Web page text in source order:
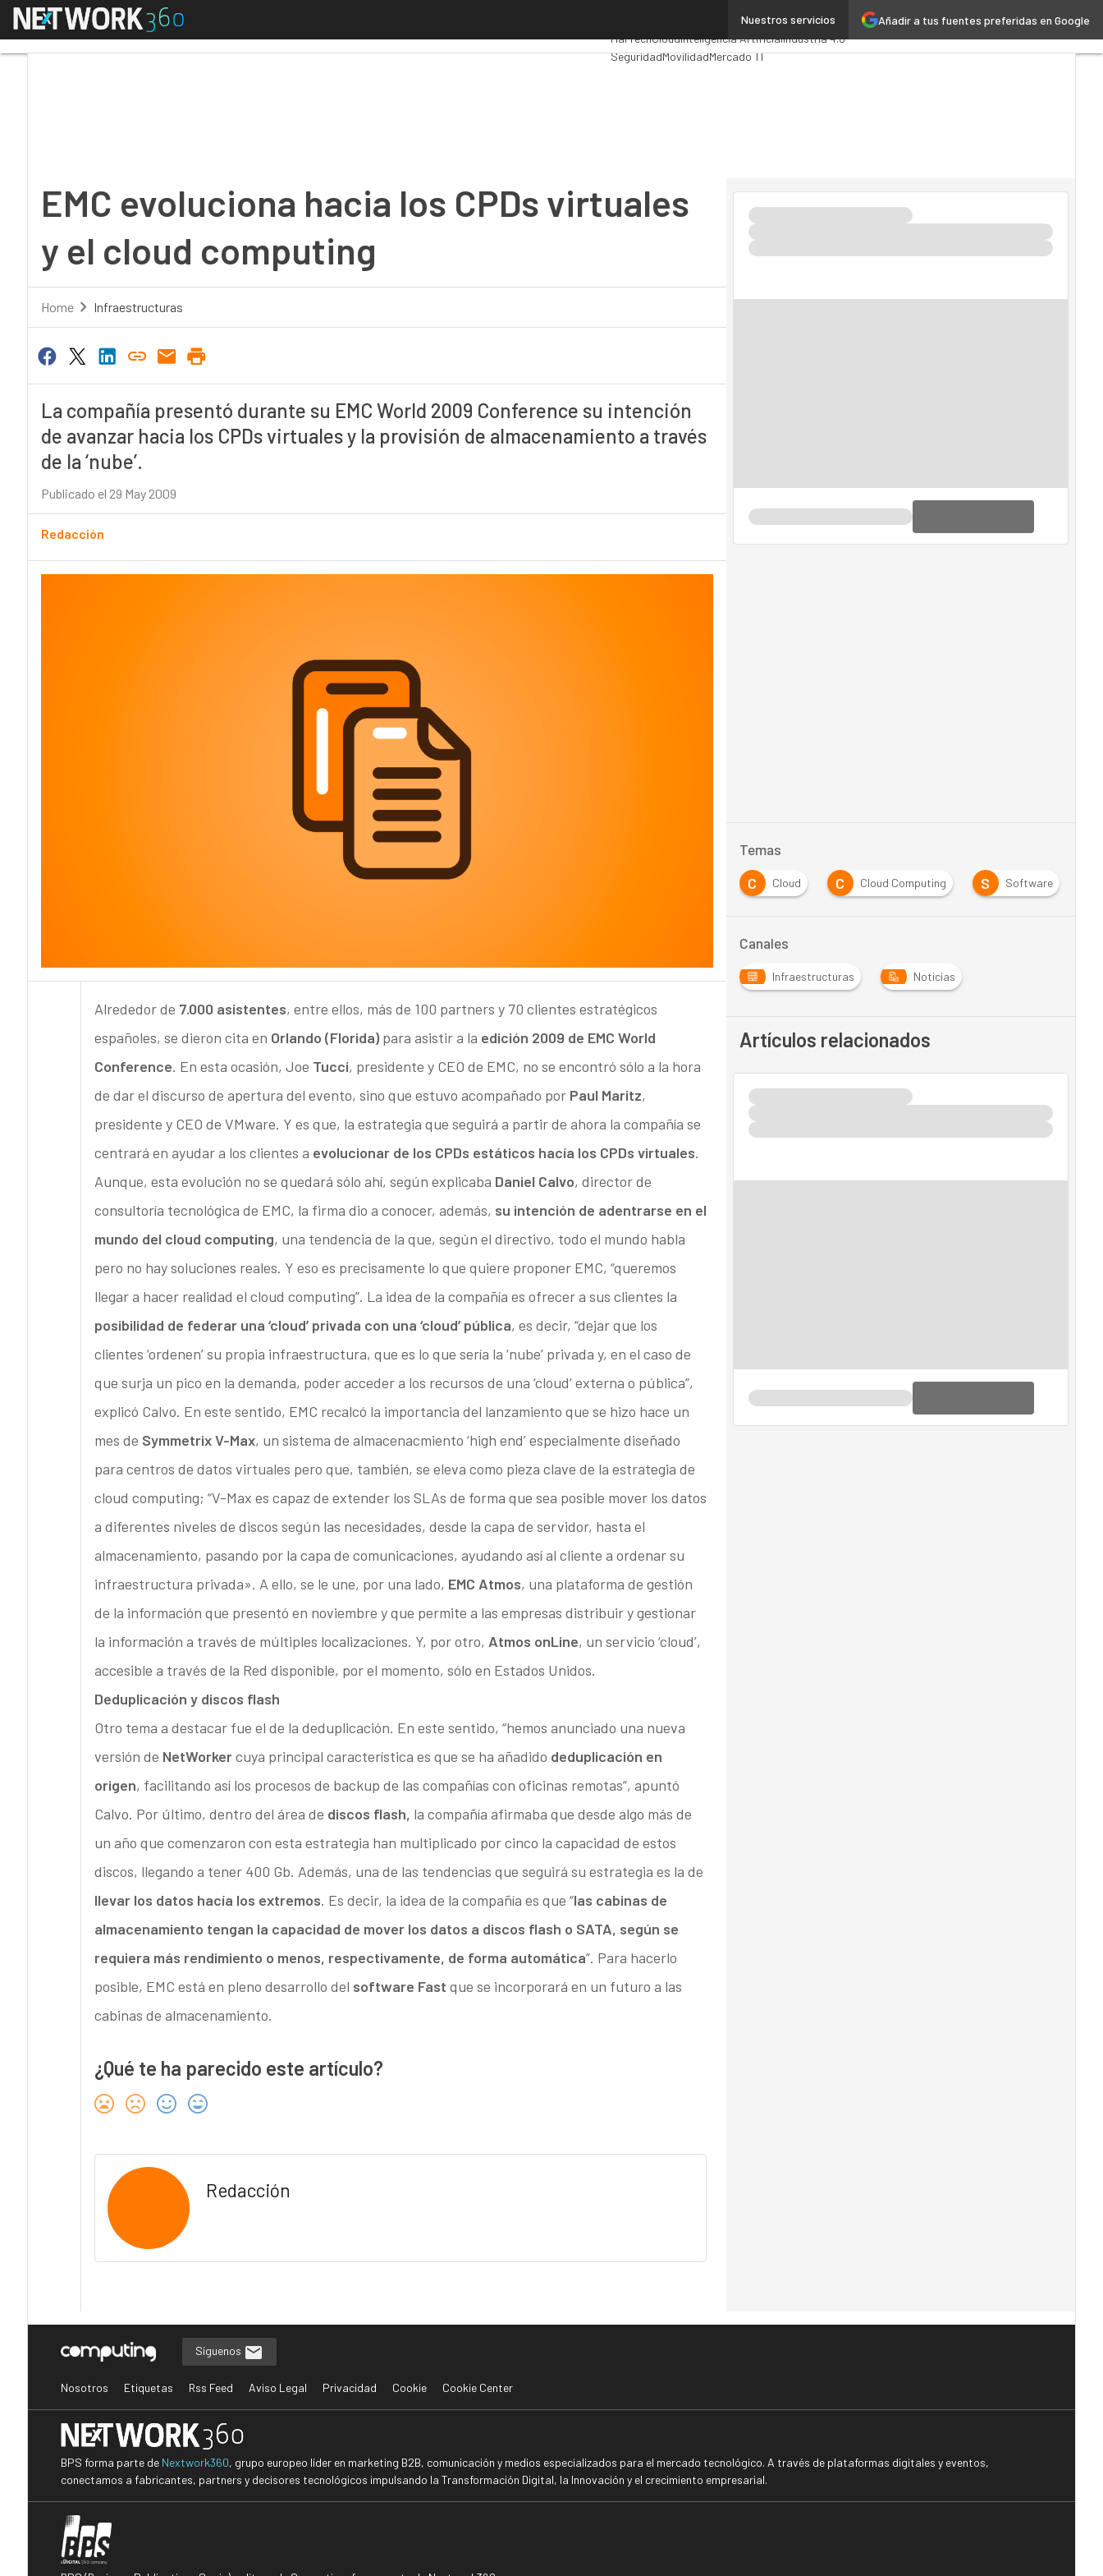
Añadir a tus fuentes preferidas en Google
Nuestros servicios
Menú AnalyticsAdministración Pública
MarTechCloudInteligencia ArtificialIndustria 4.0
SeguridadMovilidadMercado TI
EMC evoluciona hacia los CPDs virtuales
y el cloud computing
Home Infraestructuras
La compañía presentó durante su EMC World 2009 Conference su intención
de avanzar hacia los CPDs virtuales y la provisión de almacenamiento a través
de la ‘nube’.
Publicado el 29 May 2009
Redacción
Alrededor de 7.000 asistentes, entre ellos, más de 100 partners y 70 clientes estratégicos
españoles, se dieron cita en Orlando (Florida)para asistir a la edición 2009 de EMC World
Conference. En esta ocasión, Joe Tucci, presidente y CEO de EMC, no se encontró sólo a la hora
de dar el discurso de apertura del evento, sino que estuvo acompañado por Paul Maritz,
presidente y CEO de VMware. Y es que, la estrategia que seguirá a partir de ahora la compañía se
centrará en ayudar a los clientes a evolucionar de los CPDs estáticos hacía los CPDs virtuales.
Aunque, esta evolución no se quedará sólo ahí, según explicaba Daniel Calvo, director de
consultoría tecnológica de EMC, la firma dio a conocer, además, su intención de adentrarse en el
mundo del cloud computing, una tendencia de la que, según el directivo, todo el mundo habla
pero no hay soluciones reales. Y eso es precisamente lo que quiere proponer EMC, “queremos
llegar a hacer realidad el cloud computing”. La idea de la compañía es ofrecer a sus clientes la
posibilidad de federar una ‘cloud’ privada con una ‘cloud’ pública, es decir, “dejar que los
clientes ‘ordenen’ su propia infraestructura, que es lo que sería la ‘nube’ privada y, en el caso de
que surja un pico en la demanda, poder acceder a los recursos de una ‘cloud’ externa o pública”,
explicó Calvo. En este sentido, EMC recalcó la importancia del lanzamiento que se hizo hace un
mes de Symmetrix V-Max, un sistema de almacenacmiento ‘high end’ especialmente diseñado
para centros de datos virtuales pero que, también, se eleva como pieza clave de la estrategia de
cloud computing; “V-Max es capaz de extender los SLAs de forma que sea posible mover los datos
a diferentes niveles de discos según las necesidades, desde la capa de servidor, hasta el
almacenamiento, pasando por la capa de comunicaciones, ayudando así al cliente a ordenar su
infraestructura privada». A ello, se le une, por una lado, EMC Atmos, una plataforma de gestión
de la información que presentó en noviembre y que permite a las empresas distribuir y gestionar
la información a través de múltiples localizaciones. Y, por otro, Atmos onLine, un servicio ‘cloud’,
accesible a través de la Red disponible, por el momento, sólo en Estados Unidos.
Deduplicación y discos flash
Otro tema a destacar fue el de la deduplicación. En este sentido, “hemos anunciado una nueva
versión de NetWorkercuya principal característica es que se ha añadido deduplicación en
origen, facilitando así los procesos de backup de las compañías con oficinas remotas”, apuntó
Calvo. Por último, dentro del área de discos flash, la compañía afirmaba que desde algo más de
un año que comenzaron con esta estrategia han multiplicado por cinco la capacidad de estos
discos, llegando a tener 400 Gb. Además, una de las tendencias que seguirá su estrategia es la de
llevar los datos hacía los extremos. Es decir, la idea de la compañía es que “las cabinas de
almacenamiento tengan la capacidad de mover los datos a discos flash o SATA, según se
requiera más rendimiento o menos, respectivamente, de forma automática”. Para hacerlo
posible, EMC está en pleno desarrollo del software Fast que se incorporará en un futuro a las
cabinas de almacenamiento.
¿Qué te ha parecido este artículo?
Redacción
Temas
C Cloud C Cloud Computing S Software
Canales
Infraestructuras Noticias
Artículos relacionados
Síguenos
Nosotros Etiquetas Rss Feed Aviso Legal Privacidad Cookie Cookie Center
BPS forma parte de Nextwork360, grupo europeo líder en marketing B2B, comunicación y medios especializados para el mercado tecnológico. A través de plataformas digitales y eventos,
conectamos a fabricantes, partners y decisores tecnológicos impulsando la Transformación Digital, la Innovación y el crecimiento empresarial.